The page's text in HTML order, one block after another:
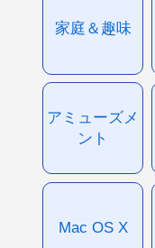
家庭＆趣味
アミューズメ
ント
Mac OS X